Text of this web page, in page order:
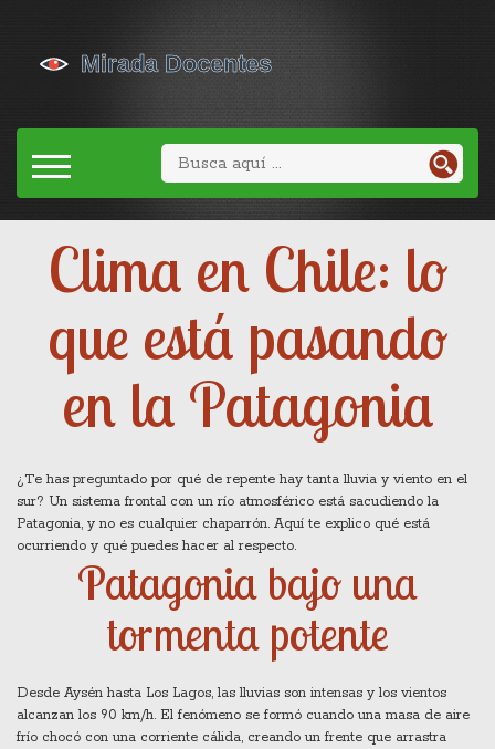
Clima en Chile: lo
que está pasando
en la Patagonia
¿Te has preguntado por qué de repente hay tanta lluvia y viento en el
sur? Un sistema frontal con un río atmosférico está sacudiendo la
Patagonia, y no es cualquier chaparrón. Aquí te explico qué está
ocurriendo y qué puedes hacer al respecto.
Patagonia bajo una
tormenta potente
Desde Aysén hasta Los Lagos, las lluvias son intensas y los vientos
alcanzan los 90 km/h. El fenómeno se formó cuando una masa de aire
frío chocó con una corriente cálida, creando un frente que arrastra